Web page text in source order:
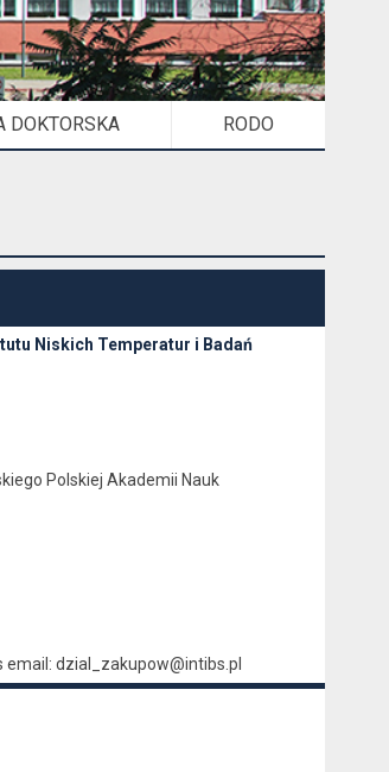
DOKTORSKA RODO
Niskich Temperatur i Badań
Polskiej Akademii Nauk
dzial_zakupow@intibs.pl